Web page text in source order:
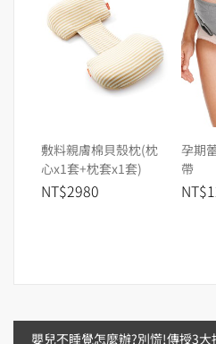
敷料親膚棉貝殼枕(枕
心x1套+枕套x1套)
NT$2980
孕期
帶
嬰兒不睡覺怎麼辦?別慌!傳授3